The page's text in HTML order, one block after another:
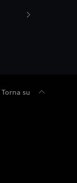
Torna su